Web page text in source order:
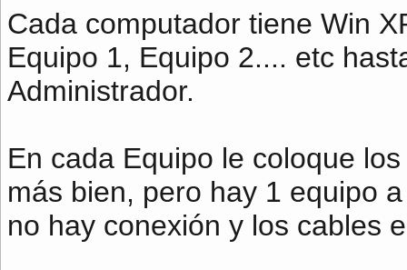
Cada computador tiene Win
Equipo 1, Equipo 2.... etc
Administrador.
En cada Equipo le coloque
más bien, pero hay 1 equipo
no hay conexión y los cables